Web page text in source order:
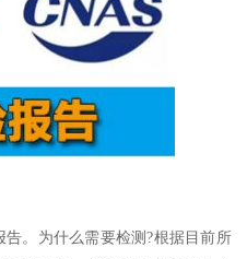
。为什么需要检测?根据目前所